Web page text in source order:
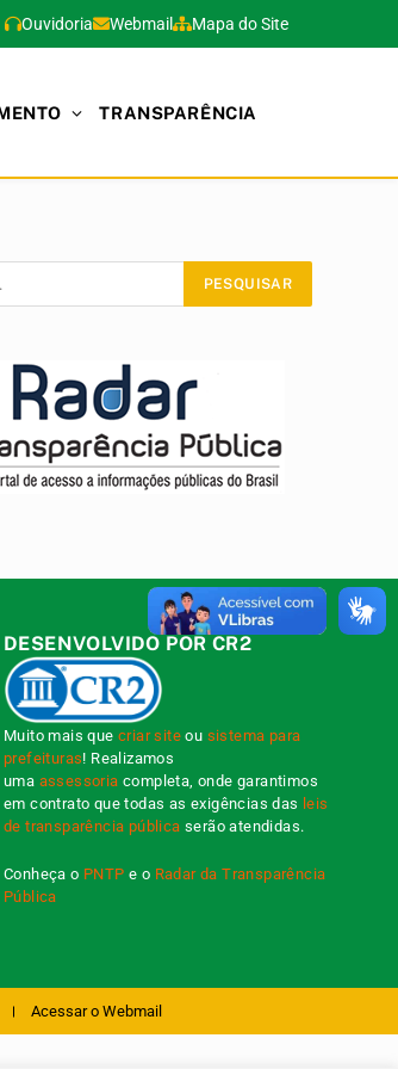
Ouvidoria Webmail Mapa do Site
TRANSPARÊNCIA
DESENVOLVIDO POR CR2
Muito mais quecriar site ou sistema para
prefeituras! Realizamos
uma assessoria completa, onde garantimos
em contrato que todas as exigências das leis
de transparência pública serão atendidas.
Conheça o PNTP e o Radar da Transparência
Pública
Acessar o Webmail